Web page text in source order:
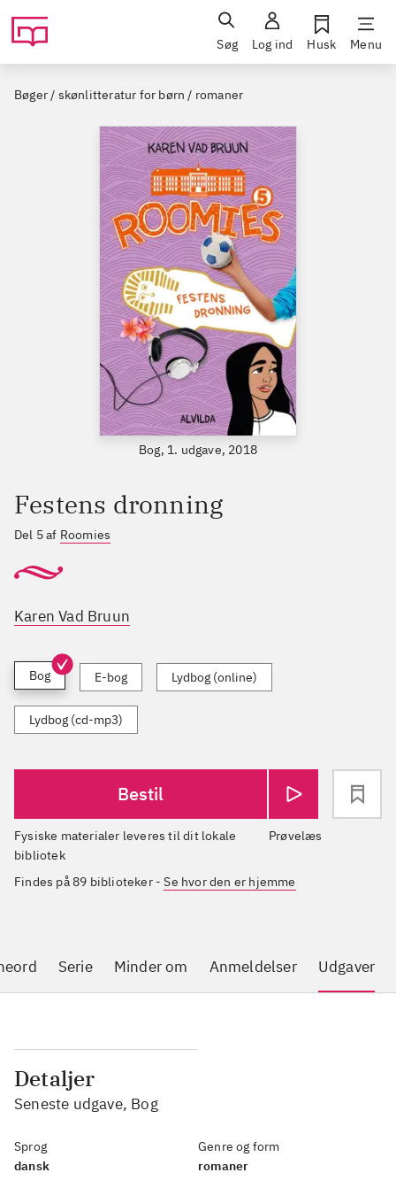
Søg Log ind Husk Menu
Bøger / skønlitteratur for børn / romaner
Bog, 1. udgave, 2018
Festens dronning
Del 5 af Roomies
Karen Vad Bruun
Bog E-bog Lydbog (online)
Lydbog (cd-mp3)
Bestil
Prøvelæs
Fysiske materialer leveres til dit lokale
bibliotek
Findes på 89 biblioteker-Se hvor den er hjemme
Serie Minder om Anmeldelser Udgaver
Detaljer
Seneste udgave, Bog
Sprog
dansk
Genre og form
romaner